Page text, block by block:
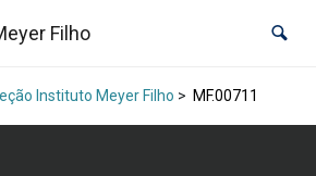
Filho
Instituto Meyer Filho > MF.00711